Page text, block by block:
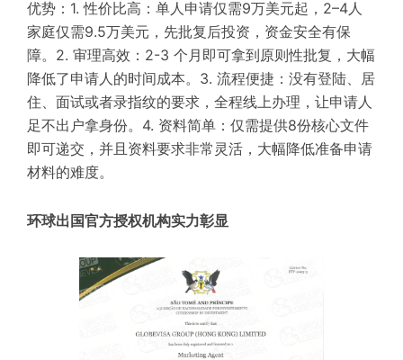
优势 ： 1.性价比高 ： 单人申请仅需9万美元起， 2–4人
家庭仅需9.5万美元 ， 先批复 后投资 ， 资金安全有保
障。 2. 审理高效 ： 2-3 个月即可拿到原则性批复，大幅
降低了申请人的时间成本。 3. 流程便捷 ： 没有登陆、 居
住、 面试或者录指纹的要求 ，全程线上办理 ， 让申请人
足不出户拿身份。 4. 资料简单 ： 仅需提供8份核心文件
即可递交，并且资料要求非常灵活，大幅降低准备申请
材料的难度。
环球出国官方授权机构实力彰显